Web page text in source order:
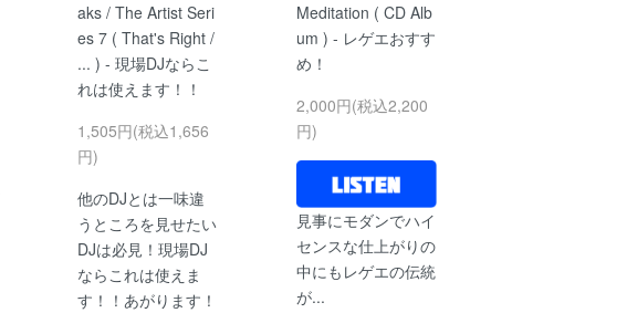
aks / The Artist Seri
es 7 ( That's Right /
... ) - 現場DJならこ
れは使えます！！
1,505円(税込1,656
円)
他のDJとは一味違
うところを見せたい
DJは必見！現場DJ
ならこれは使えま
す！！あがります！
Meditation ( CD Alb
um ) - レゲエおすす
め！
2,000円(税込2,200
円)
見事にモダンでハイ
センスな仕上がりの
中にもレゲエの伝統
が...